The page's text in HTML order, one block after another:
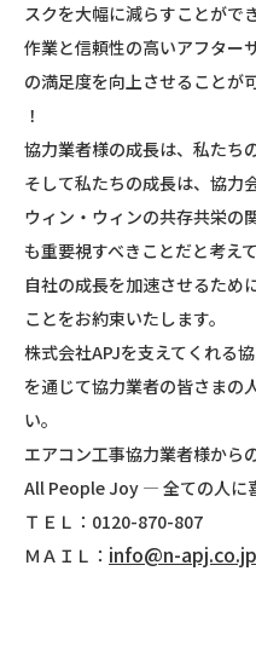
スクを大幅に減らすことがで
作業と信頼性の高いアフター
の満足度を向上させることが
！
協力業者様の成長は、私たち
そして私たちの成長は、協力
ウィン・ウィンの共存共栄の
も重要視すべきことだと考えて
自社の成長を加速させるため
ことをお約束いたします。
株式会社APJを支えてくれる
を通じて協力業者の皆さまの
い。
エアコン工事協力業者様から
All People Joy ― 全ての人に
ＴＥＬ：0120-870-807
ＭＡＩＬ： info@n-apj.co.jp